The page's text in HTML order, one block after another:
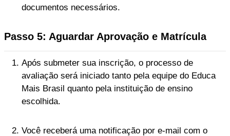
documentos necessários.
Passo 5: Aguardar Aprovação e Matrícula
Após submeter sua inscrição, o processo de
avaliação será iniciado tanto pela equipe do Educa
Mais Brasil quanto pela instituição de ensino
escolhida.
Você receberá uma notificação por e-mail com o